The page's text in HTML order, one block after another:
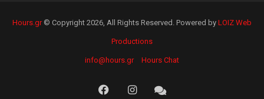
Hours.gr© Copyright 2026, All Rights Reserved. Powered by LOIZ Web
Productions
info@hours.gr Hours Chat
FacebookInstagramHours